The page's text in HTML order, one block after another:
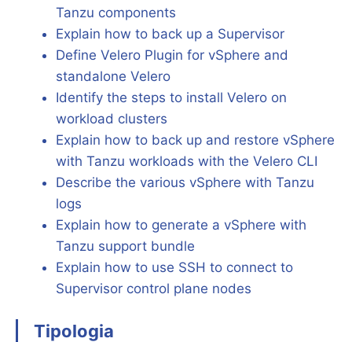
Tanzu components
Explain how to back up a Supervisor
Define Velero Plugin for vSphere and
standalone Velero
Identify the steps to install Velero on
workload clusters
Explain how to back up and restore vSphere
with Tanzu workloads with the Velero CLI
Describe the various vSphere with Tanzu
logs
Explain how to generate a vSphere with
Tanzu support bundle
Explain how to use SSH to connect to
Supervisor control plane nodes
Tipologia